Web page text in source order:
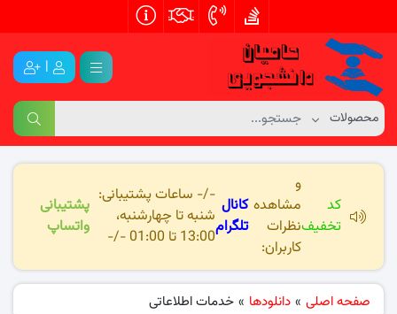
|
کد
تخفیف
و
مشاهده
نظرات
کاربران:
کانال
تلگرام
-/- ساعات پشتیبانی:
شنبه تا چهارشنبه،
13:00 تا 01:00 -/-
پشتیبانی
واتساپ
صفحه اصلی » دانلودها » خدمات اطلاعاتی